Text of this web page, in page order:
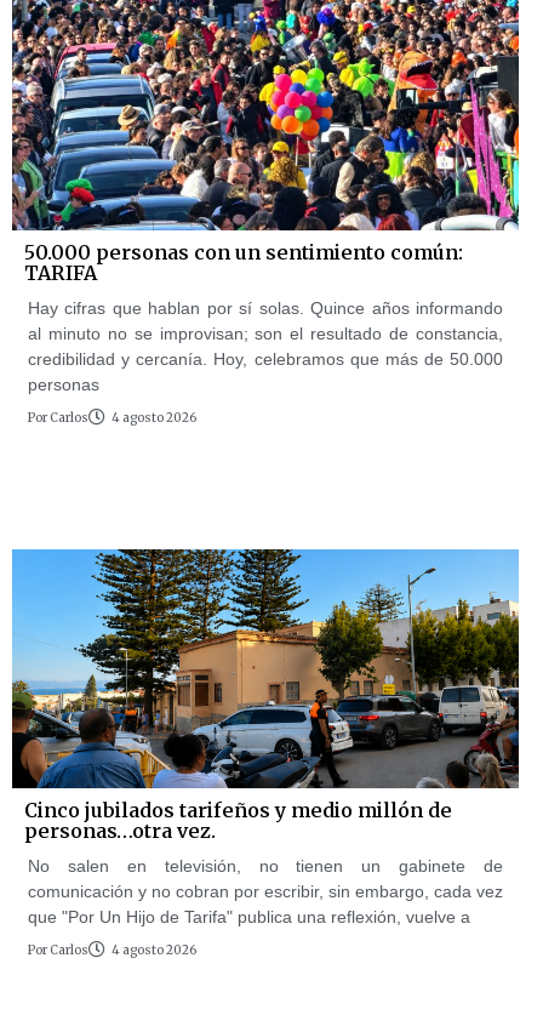
50.000 personas con un sentimiento común:
TARIFA
Hay cifras que hablan por sí solas. Quince años informando
al minuto no se improvisan; son el resultado de constancia,
credibilidad y cercanía. Hoy, celebramos que más de 50.000
personas
Por Carlos 4 agosto 2026
Cinco jubilados tarifeños y medio millón de
personas…otra vez.
No salen en televisión, no tienen un gabinete de
comunicación y no cobran por escribir, sin embargo, cada vez
que "Por Un Hijo de Tarifa" publica una reflexión, vuelve a
Por Carlos 4 agosto 2026